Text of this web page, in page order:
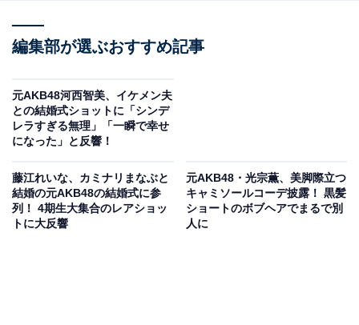
編集部が選ぶおすすめ記事
元AKB48河西智美、イケメン夫
との結婚式ショットに「シンデ
レラすぎる無理」「一瞬で幸せ
になった」と反響！
藤江れいな、カミナリまなぶと
結婚の元AKB48の結婚式に参
列！ 4期生大集合のレアショッ
トに大反響
元AKB48・光宗薫、美脚際立つ
キャミソールコーデ披露！ 黒髪
ショートのボブヘアでまるで別
人に